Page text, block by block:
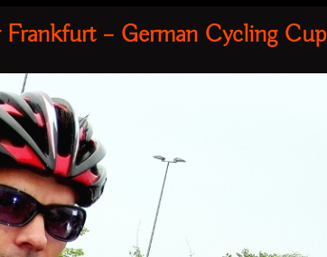
– German Cycling Cup